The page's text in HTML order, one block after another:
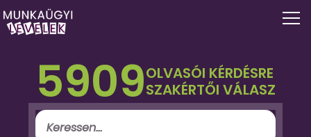
5909OLVASÓI KÉRDÉSRE
SZAKÉRTŐI VÁLASZ